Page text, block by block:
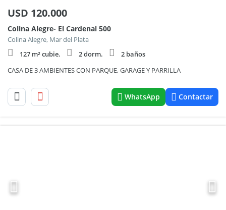
USD 120.000
Colina Alegre- El Cardenal 500
Colina Alegre, Mar del Plata
127 m² cubie.
2 dorm.
2 baños
CASA DE 3 AMBIENTES CON PARQUE, GARAGE Y PARRILLA
WhatsApp Contactar